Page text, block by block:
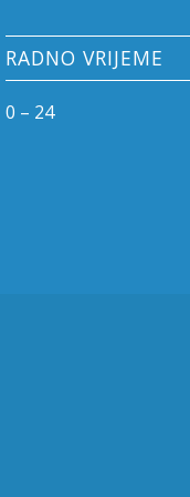
RADNO VRIJEME
0 – 24